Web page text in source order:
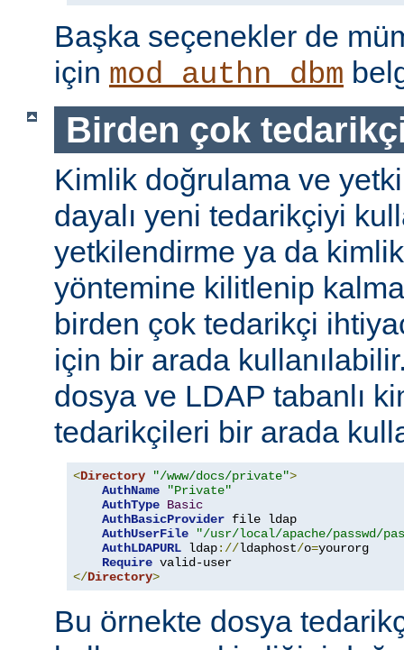
Başka seçenekler de
için mod_authn_dbm
Birden çok
Kimlik doğrulama ve
dayalı yeni tedarikçiyi
yetkilendirme ya da
yöntemine kilitlenip
birden çok tedarikçi
için bir arada
dosya ve LDAP tabanlı
tedarikçileri bir arada
<Directory "/www/docs/private">
AuthName
"Private"
AuthType Basic
AuthBasicProvider file ldap
AuthUserFile
"/usr/local/apache/passwd/
AuthLDAPURL ldap://ldaphost/o=yourorg
Require
</Directory>
Bu örnekte dosya